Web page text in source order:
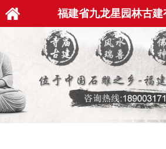
福建省九龙星园林古建